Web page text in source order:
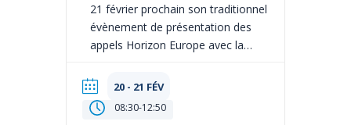
21 février prochain son traditionnel
évènement de présentation des
appels Horizon Europe avec la
tiendra sur deux matinées
précédées d’un petit-déjeuner et
couvrira les appels des clusters du
20 - 21 FÉV
08:30-12:50